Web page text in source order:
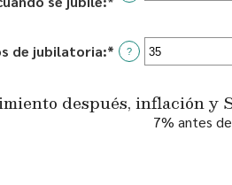
20%
amount
between
and
160%
de jubilatoria:* Enter
between
?
después, inflación y
7% antes